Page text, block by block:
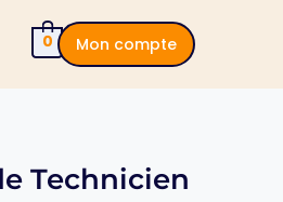
0 Mon compte
Technicien